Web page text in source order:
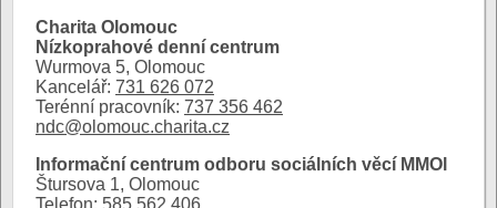
Charita Olomouc
Nízkoprahové denní centrum
Wurmova 5, Olomouc
Kancelář: 731 626 072
Terénní pracovník: 737 356 462
ndc@olomouc.charita.cz
Informační centrum odboru sociálních věcí MMOl
Štursova 1, Olomouc
Telefon: 585 562 406